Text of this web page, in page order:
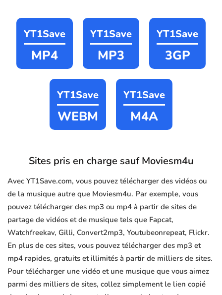
YT1Save
MP4
YT1Save
MP3
YT1Save
3GP
YT1Save
WEBM
YT1Save
M4A
Sites pris en charge sauf Moviesm4u
Avec YT1Save.com, vous pouvez télécharger des vidéos ou
de la musique autre que Moviesm4u. Par exemple, vous
pouvez télécharger des mp3 ou mp4 à partir de sites de
partage de vidéos et de musique tels que Fapcat,
Watchfreekav, Gilli, Convert2mp3, Youtubeonrepeat, Flickr.
En plus de ces sites, vous pouvez télécharger des mp3 et
mp4 rapides, gratuits et illimités à partir de milliers de sites.
Pour télécharger une vidéo et une musique que vous aimez
parmi des milliers de sites, collez simplement le lien copié